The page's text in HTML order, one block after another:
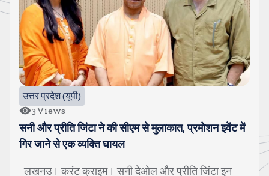
उत्तर प्रदेश (यूपी)
3Views
सनी और प्रीति जिंटा ने की सीएम से मुलाकात, प्रमोशन इवेंट में
गिर जाने से एक व्यक्ति घायल
लखनउ। करंट क्राइम। सनी देओल और प्रीति जिंटा इन